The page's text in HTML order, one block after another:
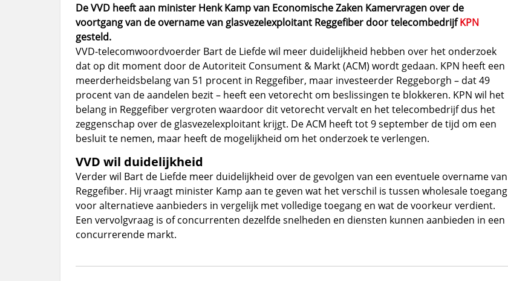
De VVD heeftaan minister Henk Kamp van Economische Zaken Kamervragen over de
voortgang van de overname van glasvezelexploitant Reggefiber door telecombedrijfKPN
gesteld.
VVD-telecomwoordvoerder Bart de Liefde wil meer duidelijkheid hebben over het onderzoek
dat op dit moment door de Autoriteit Consument & Markt (ACM) wordt gedaan. KPN heeft een
meerderheidsbelang van 51 procent in Reggefiber, maar investeerder Reggeborgh – dat 49
procent van de aandelen bezit – heeft een vetorecht om beslissingen te blokkeren. KPN wil het
belang in Reggefiber vergroten waardoor dit vetorecht vervalt en het telecombedrijf dus het
zeggenschap over de glasvezelexploitant krijgt. De ACM heeft tot 9 september de tijd om een
besluit te nemen, maar heeft de mogelijkheid om het onderzoek te verlengen.
VVD wil duidelijkheid
Verder wil Bart de Liefde meer duidelijkheid over de gevolgen van een eventuele overname van
Reggefiber. Hij vraagt minister Kamp aan te geven wat het verschil is tussen wholesale toegang
voor alternatieve aanbieders in vergelijk met volledige toegang en wat de voorkeur verdient.
Een vervolgvraag is of concurrenten dezelfde snelheden en diensten kunnen aanbieden in een
concurrerende markt.